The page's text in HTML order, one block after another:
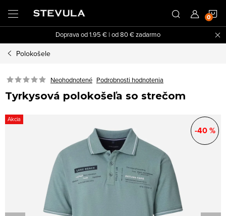
obsah
Doprava od 1.95 € | od 80 € zadarmo
Polokošele
Neohodnotené Podrobnosti hodnotenia
Tyrkysová polokošeľa so strečom
Akcia
-40 %